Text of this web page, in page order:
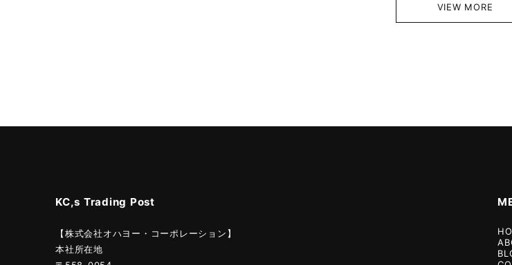
VIEW MORE
KC,s Trading Post
【株式会社オハヨー・コーポレーション】
本社所在地